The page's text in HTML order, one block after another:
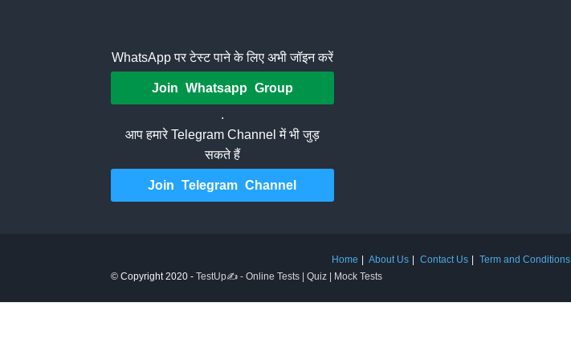
WhatsApp पर टेस्ट पाने के लिए अभी जॉइन करें
Join Whatsapp Group
.
आप हमारे Telegram Channel में भी जुड़
सकते हैं
Join Telegram Channel
Home About Us Contact Us Term and Conditions
© Copyright 2020 - TestUp✍️ - Online Tests | Quiz | Mock Tests